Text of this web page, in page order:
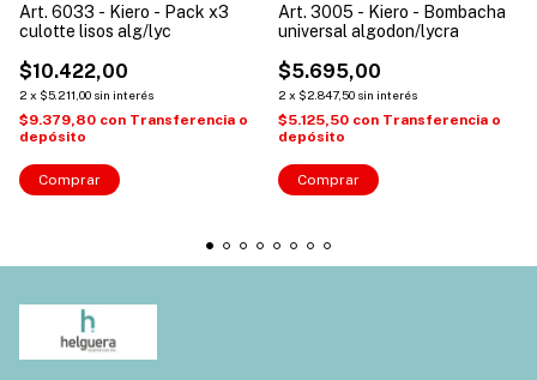
Art. 6033 - Kiero - Pack x3
culotte lisos alg/lyc
$10.422,00
2 x $5.211,00 sin interés
$9.379,80 con Transferencia o
depósito
Comprar
Art. 3005 - Kiero - Bombacha
universal algodon/lycra
$5.695,00
2 x $2.847,50 sin interés
$5.125,50 con Transferencia o
depósito
Comprar